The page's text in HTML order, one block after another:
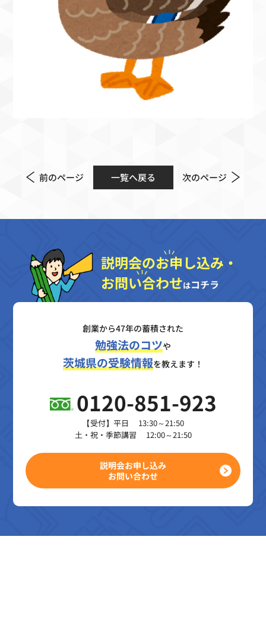
前のページ 一覧へ戻る 次のページ
説明会のお申し込み・
お問い合わせはコチラ
創業から47年の蓄積された
勉強法のコツや
茨城県の受験情報を教えます！
0120-851-923
【受付】平日 13:30～21:50
土・祝・季節講習 12:00～21:50
説明会お申し込み
お問い合わせ